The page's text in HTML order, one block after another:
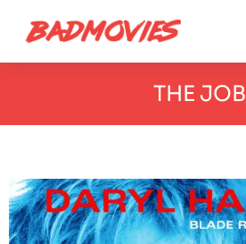
THE JOB